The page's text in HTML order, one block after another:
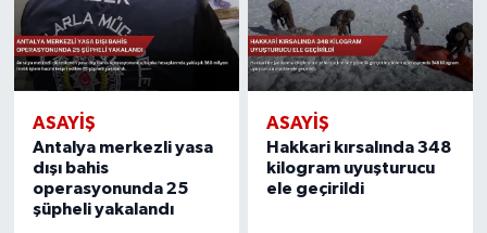
ASAYIŞ
Antalya merkezli yasa
dışı bahis
operasyonunda 25
şüpheli yakalandı
ASAYIŞ
Hakkari kırsalında 348
kilogram uyuşturucu
ele geçirildi